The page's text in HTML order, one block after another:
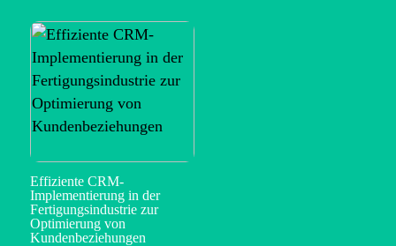
Effiziente CRM-
Implementierung in der
Fertigungsindustrie zur
Optimierung von
Kundenbeziehungen